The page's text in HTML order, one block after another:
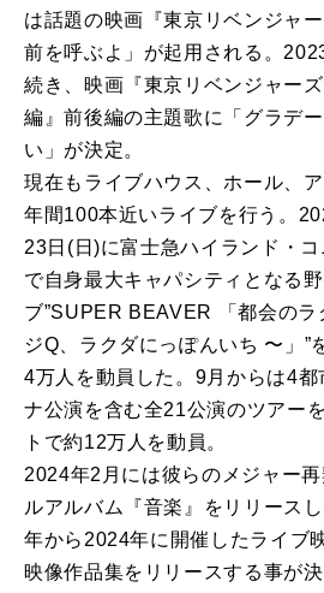
は話題の映画『東京リベンジャ
前を呼ぶよ」が起用される。
続き、映画『東京リベンジャー
編』前後編の主題歌に「グラデ
い」が決定。
現在もライブハウス、ホール、
年間100本近いライブを行う。
23日(日)に富士急ハイランド・
で自身最大キャパシティとなる
ブ”SUPER BEAVER 「都会のラ
ジQ、ラクダにっぽんいち 〜」”
4万人を動員した。9月からは4
ナ公演を含む全21公演のツアー
トで約12万人を動員。
2024年2月には彼らのメジャー
ルアルバム『音楽』をリリース
年から2024年に開催したライブ
映像作品集をリリースする事が